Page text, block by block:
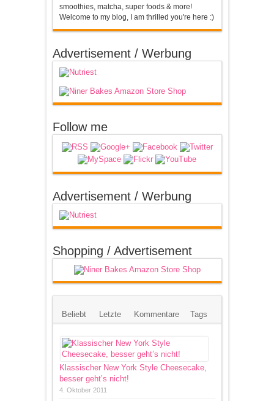
smoothies, matcha, super foods & more!
Welcome to my blog, I am thrilled you're here :)
Advertisement / Werbung
Follow me
Advertisement / Werbung
Shopping / Advertisement
Beliebt Letzte Kommentare Tags
Klassischer New York Style Cheesecake,
besser geht’s nicht!
4. Oktober 2011